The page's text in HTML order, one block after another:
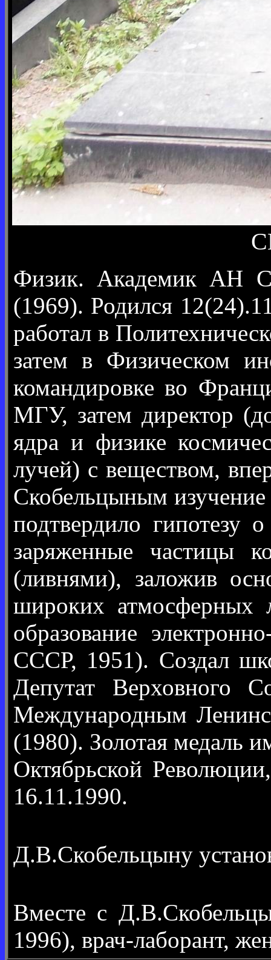
Физик. Академик АН
(1969). Родился
работал в
затем в Физическом
командировке во
МГУ, затем директор
ядра и физике
лучей) с веществом,
Скобельцыным изучение
подтвердило
заряженные частицы
(ливнями), заложив
широких атмосферных
образование
СССР, 1951). Создал
Депутат Верховного
Международным
(1980). Золотая медаль
Октябрьской
16.11.1990.
Д.В.Скобельцыну
Вместе с
1996), врач-лаборант,